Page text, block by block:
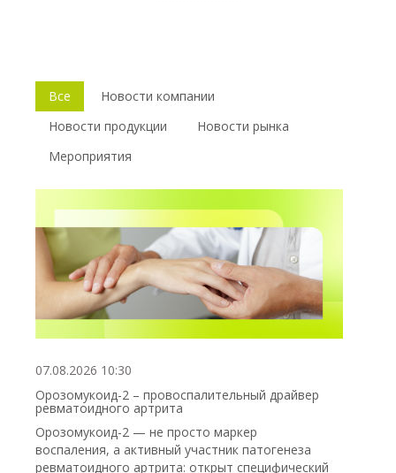
Все
Новости компании
Новости продукции
Новости рынка
Мероприятия
07.08.2026 10:30
Орозомукоид-2 – провоспалительный драйвер
ревматоидного артрита
Орозомукоид-2 — не просто маркер
воспаления, а активный участник патогенеза
ревматоидного артрита: открыт специфический